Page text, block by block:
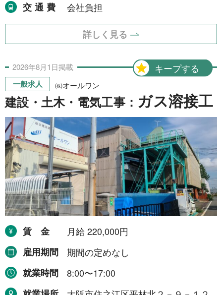
交通費
会社負担
詳しく見る
キープする
2026年8月1日掲載
一般求人 ㈱オールワン
建設・土木・電気工事： ガス溶接工
賃金
月給 220,000円
雇用期間
期間の定めなし
就業時間
8:00〜17:00